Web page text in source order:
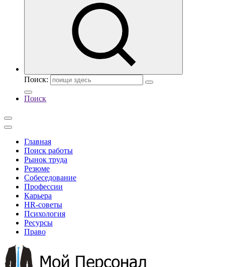
Поиск:
Поиск
Главная
Поиск работы
Рынок труда
Резюме
Собеседование
Профессии
Карьера
HR-советы
Психология
Ресурсы
Право